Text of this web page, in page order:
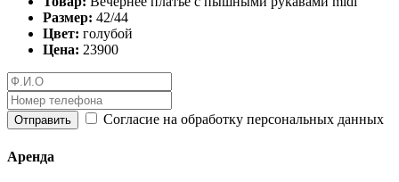
Размер: 42/44
Цвет: голубой
Цена: 23900
Отправить Согласие на обработку персональных данных
Аренда